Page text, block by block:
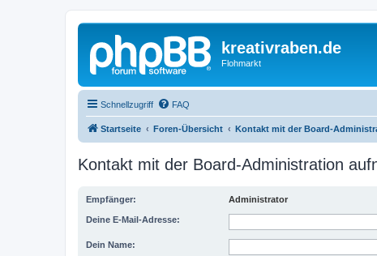
kreativraben.de
Flohmarkt
Schnellzugriff FAQ
Startseite Foren-Übersicht Kontakt mit der Board-
Kontakt mit der Board-Administration
Empfänger: Administrator
Deine E-Mail-Adresse:
Dein Name: